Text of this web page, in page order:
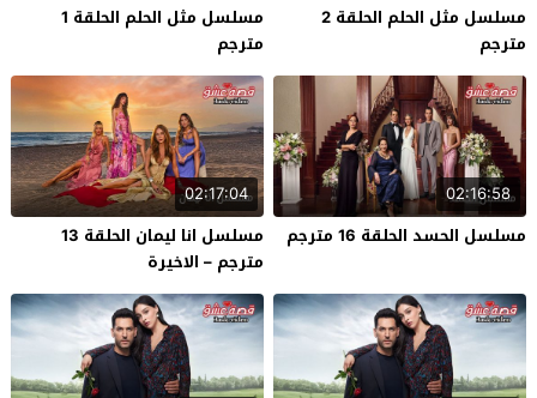
مسلسل مثل الحلم الحلقة 2
مترجم
مسلسل مثل الحلم الحلقة 1
مترجم
02:16:58
مسلسل الحسد الحلقة 16 مترجم
02:17:04
مسلسل انا ليمان الحلقة 13
مترجم – الاخيرة